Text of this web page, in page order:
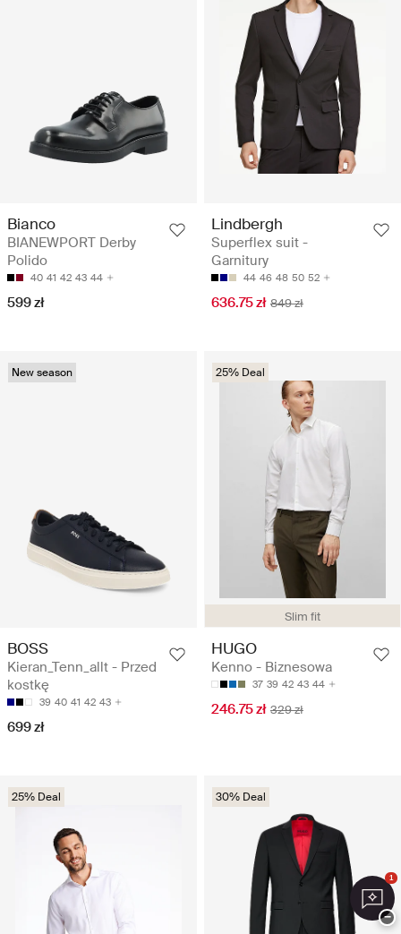
Bianco
BIANEWPORT Derby
Polido
40 41 42 43 44
599 zł
Lindbergh
Superflex suit -
Garnitury
44 46 48 50 52
636.75 zł 849 zł
New season
BOSS
Kieran_Tenn_allt - Przed
kostkę
39 40 41 42 43
699 zł
Slim fit
25% Deal
HUGO
Kenno - Biznesowa
37 39 42 43 44
246.75 zł 329 zł
25% Deal 30% Deal
1
−